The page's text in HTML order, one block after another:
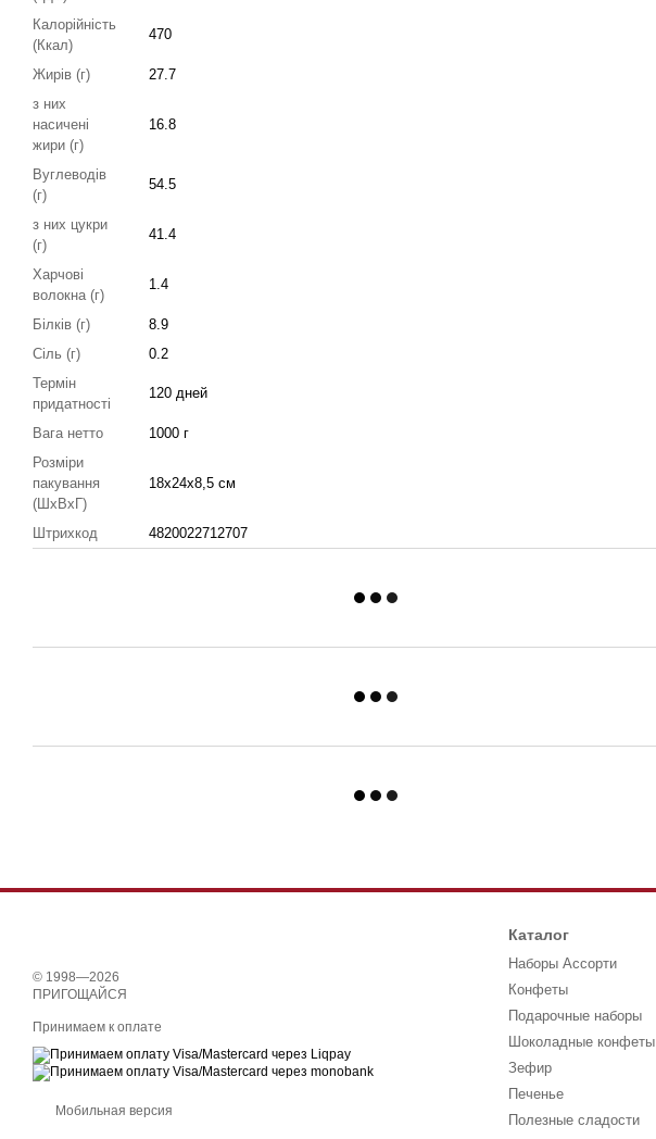
Калорійність
(Ккал)
470
Жирів (г)
27.7
з них
насичені
жири (г)
16.8
Вуглеводів
(г)
54.5
з них цукри
(г)
41.4
Харчові
волокна (г)
1.4
Білків (г)
8.9
Сіль (г)
0.2
Термін
придатності
120 дней
Вага нетто
1000 г
Розміри
пакування
(ШхВхГ)
18х24х8,5 см
Штрихкод 4820022712707
© 1998—2026
ПРИГОЩАЙСЯ
Принимаем к оплате
Мобильная версия
Каталог
Наборы Ассорти
Конфеты
Подарочные наборы
Шоколадные конфеты
Зефир
Печенье
Полезные сладости